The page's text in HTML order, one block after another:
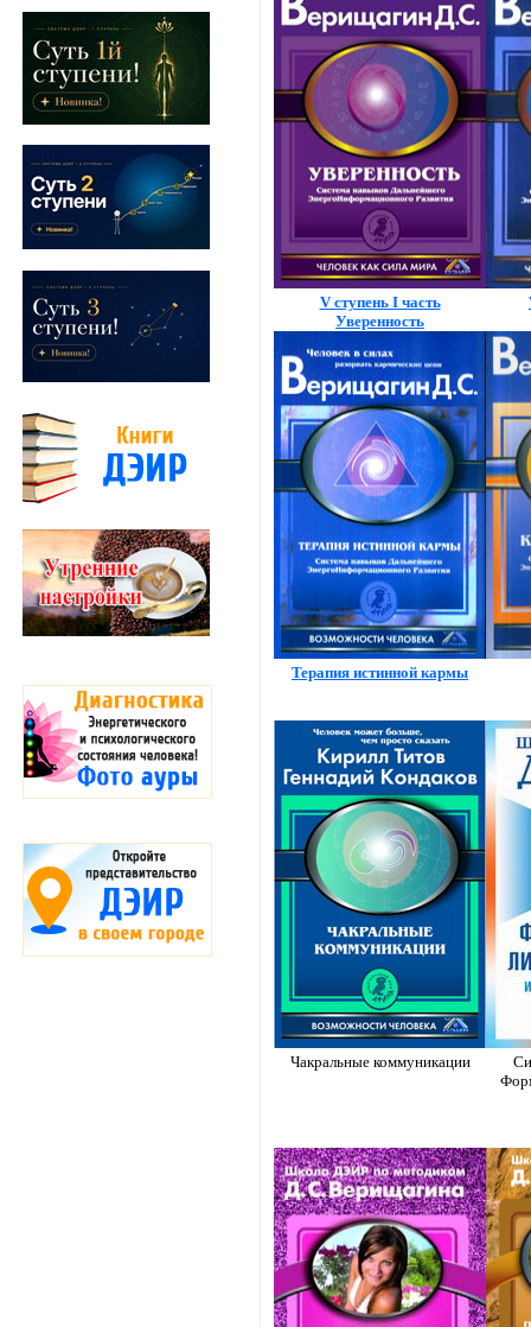
V ступень I часть
Уверенность
Терапия истинной кармы
Чакральные коммуникации